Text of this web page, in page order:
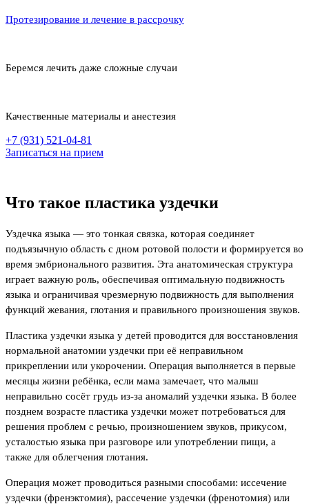
Протезирование и лечение в рассрочку
Беремся лечить даже сложные случаи
Качественные материалы и анестезия
+7 (931) 521-04-81
Записаться на прием
Что такое пластика уздечки
Уздечка языка — это тонкая связка, которая соединяет
подъязычную область с дном ротовой полости и формируется во
время эмбрионального развития. Эта анатомическая структура
играет важную роль, обеспечивая оптимальную подвижность
языка и ограничивая чрезмерную подвижность для выполнения
функций жевания, глотания и правильного произношения звуков.
Пластика уздечки языка у детей проводится для восстановления
нормальной анатомии уздечки при её неправильном
прикреплении или укорочении. Операция выполняется в первые
месяцы жизни ребёнка, если мама замечает, что малыш
неправильно сосёт грудь из-за аномалий уздечки языка. В более
позднем возрасте пластика уздечки может потребоваться для
решения проблем с речью, произношением звуков, прикусом,
усталостью языка при разговоре или употреблении пищи, а
также для облегчения глотания.
Операция может проводиться разными способами: иссечение
уздечки (френэктомия), рассечение уздечки (френотомия) или